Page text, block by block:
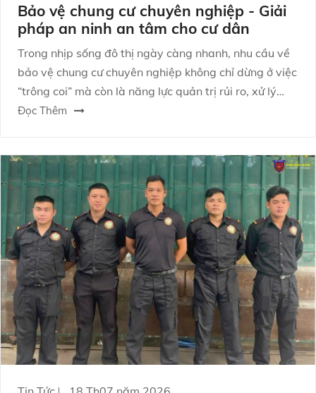
Bảo vệ chung cư chuyên nghiệp - Giải
pháp an ninh an tâm cho cư dân
Trong nhịp sống đô thị ngày càng nhanh, nhu cầu về
bảo vệ chung cư chuyên nghiệp không chỉ dừng ở việc
“trông coi” mà còn là năng lực quản trị rủi ro, xử lý
tình huống và phối hợp đa bên để tạo ra môi trường
Đọc Thêm